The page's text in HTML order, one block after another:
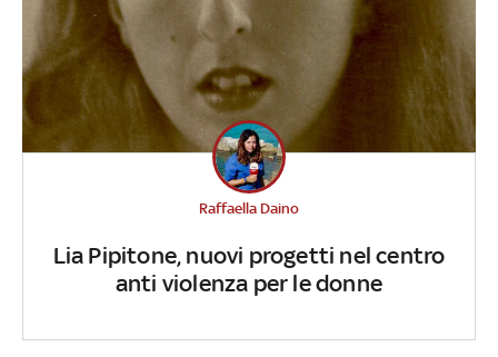
Lia Pipitone, nuovi progetti nel centro
anti violenza per le donne
Raffaella Daino